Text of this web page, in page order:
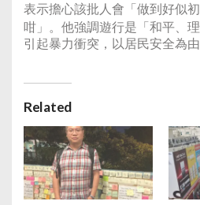
表示擔心該批人會「做到好似
咁」。他強調遊行是「和平、
引起暴力衝突，以居民安全為由
Related